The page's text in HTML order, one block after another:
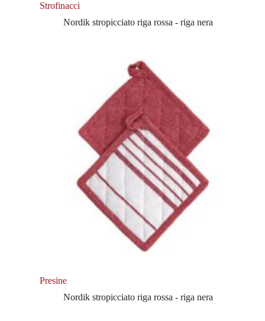
Strofinacci
Nordik stropicciato riga rossa - riga nera
Presine
Nordik stropicciato riga rossa - riga nera